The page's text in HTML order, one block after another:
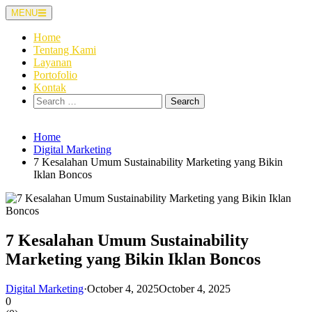
Skip
to
content
MENU
Home
Tentang Kami
Layanan
Portofolio
Kontak
Search
for:
Home
Digital Marketing
7 Kesalahan Umum Sustainability Marketing yang Bikin
Iklan Boncos
7 Kesalahan Umum Sustainability
Marketing yang Bikin Iklan Boncos
Digital Marketing·October 4, 2025October 4, 2025
0